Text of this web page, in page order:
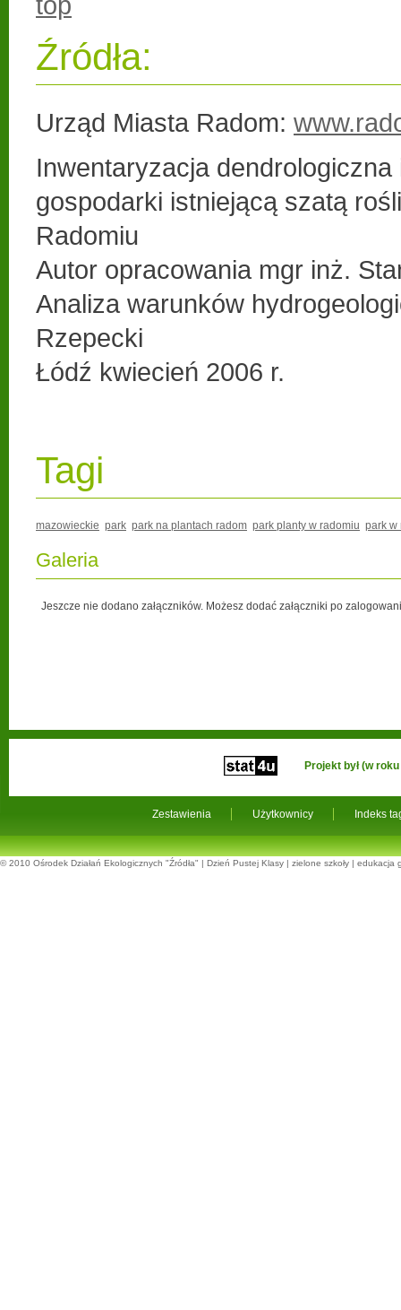
Źródła:
Urząd Miasta Radom:
Inwentaryzacja dendrologiczna
gospodarki istniejącą szatą
Radomiu
Autor opracowania mgr inż.
Analiza warunków
Rzepecki
Łódź kwiecień 2006 r.
Tagi
mazowieckie park park na plantach radom park planty w radomiu park w
Galeria
Jeszcze nie dodano załączników. Możesz dodać załączniki po
Zestawienia Użytkownicy Indeks
Projekt był (w
© 2010 Ośrodek Działań Ekologicznych "Źródła" | Dzień Pustej Klasy | zielone szkoły | edukacja